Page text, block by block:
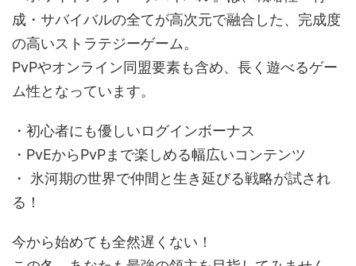
成・サバイバルの全てが高次元で融合した、完成度
の高いストラテジーゲーム。
PvPやオンライン同盟要素も含め、長く遊べるゲー
ム性となっています。
・初心者にも優しいログインボーナス
・PvEからPvPまで楽しめる幅広いコンテンツ
・ 氷河期の世界で仲間と生き延びる戦略が試され
る！
今から始めても全然遅くない！